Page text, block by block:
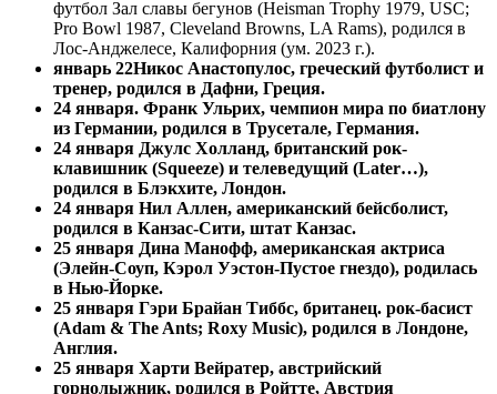
футбол Зал славы бегунов (Heisman Trophy 1979, USC;
Pro Bowl 1987, Cleveland Browns, LA Rams), родился в
Лос-Анджелесе, Калифорния (ум. 2023 г.).
январь 22Никос Анастопулос, греческий футболист и
тренер, родился в Дафни, Греция.
24 января. Франк Ульрих, чемпион мира по биатлону
из Германии, родился в Трусетале, Германия.
24 января Джулс Холланд, британский рок-
клавишник (Squeeze) и телеведущий (Later…),
родился в Блэкхите, Лондон.
24 января Нил Аллен, американский бейсболист,
родился в Канзас-Сити, штат Канзас.
25 января Дина Манофф, американская актриса
(Элейн-Соуп, Кэрол Уэстон-Пустое гнездо), родилась
в Нью-Йорке.
25 января Гэри Брайан Тиббс, британец. рок-басист
(Adam & The Ants; Roxy Music), родился в Лондоне,
Англия.
25 января Харти Вейратер, австрийский
горнолыжник, родился в Ройтте, Австрия